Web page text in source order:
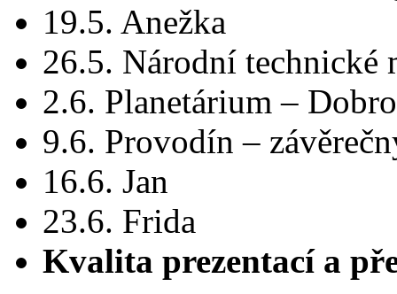
19.5. Anežka
26.5. Národní technické
2.6. Planetárium –
9.6. Provodín –
16.6. Jan
23.6. Frida
Kvalita prezentací a